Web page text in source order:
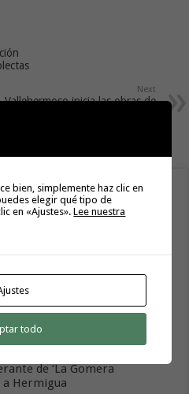
Next
Vallehermoso inicia las obras de
de ‘La Gomera
a Hermigua
bien, simplemente haz clic en
elegir qué tipo de
en «Ajustes».Lee nuestra
todo